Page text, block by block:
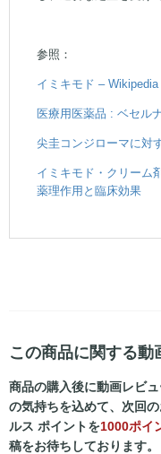
参照：
イミキモド – Wikipedia
医療用医薬品 : ベセル
尖圭コンジローマに対
イミキモド・クリーム
薬理作用と臨床効果
この商品に関する
商品の購入後に動画レビ
の気持ちを込めて、次回
ルス ポイントを1000ポイ
稿をお待ちしております。